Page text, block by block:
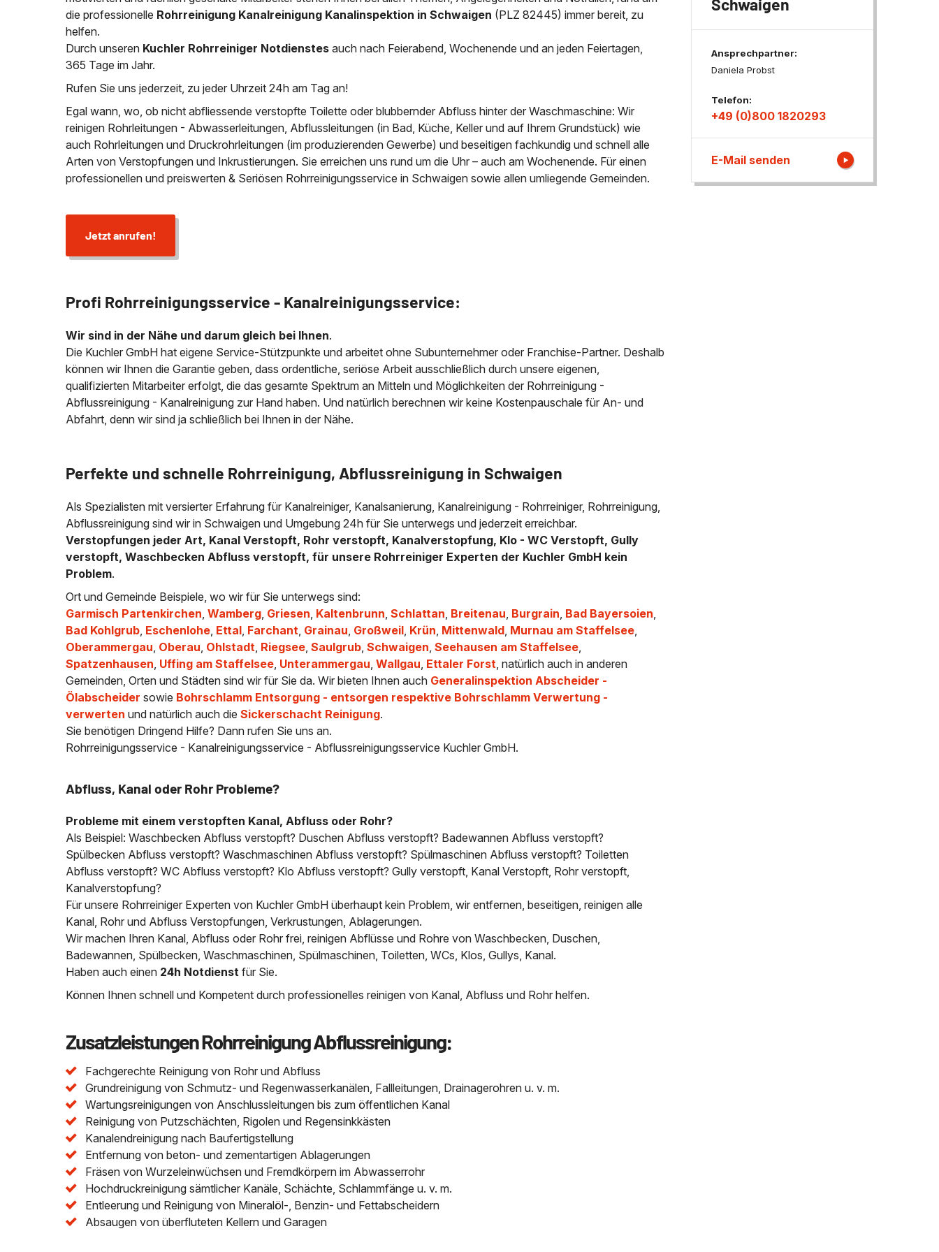
News & Aktuelles
Zertifikate / Bestätigungen
die professionelle Rohrreinigung Kanalreinigung Kanalinspektion in Schwaigen (PLZ 82445) immer bereit, zu
helfen.
Durch unseren Kuchler Rohrreiniger Notdienstes auch nach Feierabend, Wochenende und an jeden Feiertagen,
365 Tage im Jahr.
Rufen Sie uns jederzeit, zu jeder Uhrzeit 24h am Tag an!
Egal wann, wo, ob nicht abfliessende verstopfte Toilette oder blubbernder Abfluss hinter der Waschmaschine: Wir
reinigen Rohrleitungen - Abwasserleitungen, Abflussleitungen (in Bad, Küche, Keller und auf Ihrem Grundstück) wie
auch Rohrleitungen und Druckrohrleitungen (im produzierenden Gewerbe) und beseitigen fachkundig und schnell alle
Arten von Verstopfungen und Inkrustierungen. Sie erreichen uns rund um die Uhr – auch am Wochenende. Für einen
professionellen und preiswerten & Seriösen Rohrreinigungsservice in Schwaigen sowie allen umliegende Gemeinden.
Jetzt anrufen!
Profi Rohrreinigungsservice - Kanalreinigungsservice:
Wir sind in der Nähe und darum gleich bei Ihnen.
Die Kuchler GmbH hat eigene Service-Stützpunkte und arbeitet ohne Subunternehmer oder Franchise-Partner. Deshalb
können wir Ihnen die Garantie geben, dass ordentliche, seriöse Arbeit ausschließlich durch unsere eigenen,
qualifizierten Mitarbeiter erfolgt, die das gesamte Spektrum an Mitteln und Möglichkeiten der Rohrreinigung -
Abflussreinigung - Kanalreinigung zur Hand haben. Und natürlich berechnen wir keine Kostenpauschale für An- und
Abfahrt, denn wir sind ja schließlich bei Ihnen in der Nähe.
Perfekte und schnelle Rohrreinigung, Abflussreinigung in Schwaigen
Als Spezialisten mit versierter Erfahrung für Kanalreiniger, Kanalsanierung, Kanalreinigung - Rohrreiniger, Rohrreinigung,
Abflussreinigung sind wir in Schwaigen und Umgebung 24h für Sie unterwegs und jederzeit erreichbar.
Verstopfungen jeder Art, Kanal Verstopft, Rohr verstopft, Kanalverstopfung, Klo - WC Verstopft, Gully
verstopft, Waschbecken Abfluss verstopft, für unsere Rohrreiniger Experten der Kuchler GmbH kein
Problem.
Ort und Gemeinde Beispiele, wo wir für Sie unterwegs sind:
Garmisch Partenkirchen,Wamberg, Griesen, Kaltenbrunn,Schlattan, Breitenau, Burgrain, Bad Bayersoien,
Bad Kohlgrub, Eschenlohe, Ettal, Farchant, Grainau, Großweil, Krün, Mittenwald, Murnau am Staffelsee,
Oberammergau, Oberau, Ohlstadt, Riegsee,Saulgrub,Schwaigen,Seehausen am Staffelsee,
Spatzenhausen, Uffing am Staffelsee, Unterammergau,Wallgau, Ettaler Forst, natürlich auch in anderen
Gemeinden, Orten und Städten sind wir für Sie da. Wir bieten Ihnen auch Generalinspektion Abscheider -
Ölabscheider sowie Bohrschlamm Entsorgung - entsorgen respektive Bohrschlamm Verwertung -
verwerten und natürlich auch dieSickerschacht Reinigung.
Sie benötigen Dringend Hilfe? Dann rufen Sie uns an.
Rohrreinigungsservice - Kanalreinigungsservice - Abflussreinigungsservice Kuchler GmbH.
Abfluss, Kanal oder Rohr Probleme?
Probleme mit einem verstopften Kanal, Abfluss oder Rohr?
Als Beispiel: Waschbecken Abfluss verstopft? Duschen Abfluss verstopft? Badewannen Abfluss verstopft?
Spülbecken Abfluss verstopft? Waschmaschinen Abfluss verstopft? Spülmaschinen Abfluss verstopft? Toiletten
Abfluss verstopft? WC Abfluss verstopft? Klo Abfluss verstopft? Gully verstopft, Kanal Verstopft, Rohr verstopft,
Kanalverstopfung?
Für unsere Rohrreiniger Experten von Kuchler GmbH überhaupt kein Problem, wir entfernen, beseitigen, reinigen alle
Kanal, Rohr und Abfluss Verstopfungen, Verkrustungen, Ablagerungen.
Wir machen Ihren Kanal, Abfluss oder Rohr frei, reinigen Abflüsse und Rohre von Waschbecken, Duschen,
Badewannen, Spülbecken, Waschmaschinen, Spülmaschinen, Toiletten, WCs, Klos, Gullys, Kanal.
Haben auch einen 24h Notdienst für Sie.
Können Ihnen schnell und Kompetent durch professionelles reinigen von Kanal, Abfluss und Rohr helfen.
Zusatzleistungen Rohrreinigung Abflussreinigung:
Fachgerechte Reinigung von Rohr und Abfluss
Grundreinigung von Schmutz- und Regenwasserkanälen, Fallleitungen, Drainagerohren u. v. m.
Wartungsreinigungen von Anschlussleitungen bis zum öffentlichen Kanal
Reinigung von Putzschächten, Rigolen und Regensinkkästen
Kanalendreinigung nach Baufertigstellung
Entfernung von beton- und zementartigen Ablagerungen
Fräsen von Wurzeleinwüchsen und Fremdkörpern im Abwasserrohr
Hochdruckreinigung sämtlicher Kanäle, Schächte, Schlammfänge u. v. m.
Entleerung und Reinigung von Mineralöl-, Benzin- und Fettabscheidern
Absaugen von überfluteten Kellern und Garagen
Schwaigen
Ansprechpartner:
Daniela Probst
Telefon:
+49 (0)800 1820293
E-Mail senden